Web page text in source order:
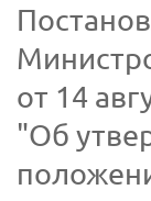
от 14
"Об